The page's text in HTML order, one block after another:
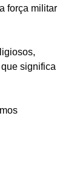
força militar
significa